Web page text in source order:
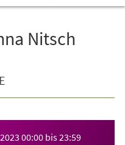
Nitsch
00:00 bis23:59